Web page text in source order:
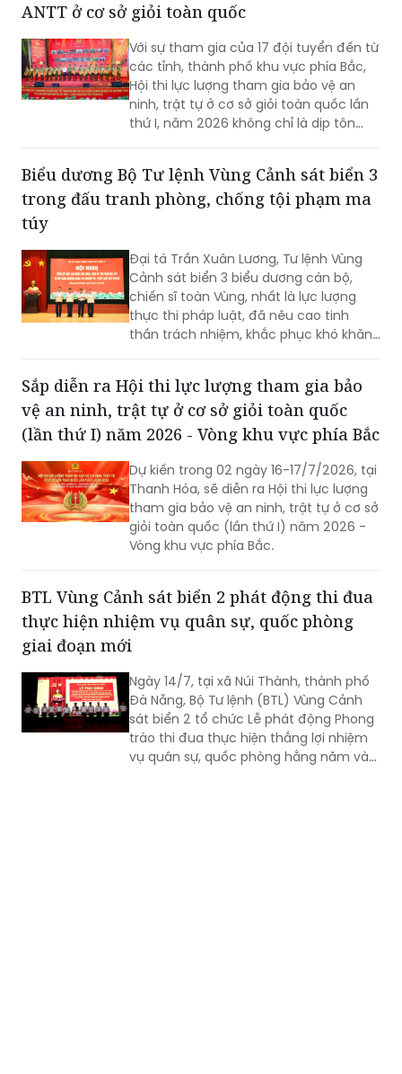
ANTT ở cơ sở giỏi toàn quốc
Với sự tham gia của 17 đội tuyển đến từ
các tỉnh, thành phố khu vực phía Bắc,
Hội thi lực lượng tham gia bảo vệ an
ninh, trật tự ở cơ sở giỏi toàn quốc lần
thứ I, năm 2026 không chỉ là dịp tôn
cho lực lượng giữ gìn bình yên từ cơ sở.
Biểu dương Bộ Tư lệnh Vùng Cảnh sát biển 3
trong đấu tranh phòng, chống tội phạm ma
túy
Đại tá Trần Xuân Lương, Tư lệnh Vùng
Cảnh sát biển 3 biểu dương cán bộ,
chiến sĩ toàn Vùng, nhất là lực lượng
thực thi pháp luật, đã nêu cao tinh
thần trách nhiệm, khắc phục khó khăn,
xuất sắc nhiệm vụ được giao...
Sắp diễn ra Hội thi lực lượng tham gia bảo
vệ an ninh, trật tự ở cơ sở giỏi toàn quốc
(lần thứ I) năm 2026 - Vòng khu vực phía Bắc
Dự kiến trong 02 ngày 16-17/7/2026, tại
Thanh Hóa, sẽ diễn ra Hội thi lực lượng
tham gia bảo vệ an ninh, trật tự ở cơ sở
giỏi toàn quốc (lần thứ I) năm 2026 -
Vòng khu vực phía Bắc.
BTL Vùng Cảnh sát biển 2 phát động thi đua
thực hiện nhiệm vụ quân sự, quốc phòng
giai đoạn mới
Ngày 14/7, tại xã Núi Thành, thành phố
Đà Nẵng, Bộ Tư lệnh (BTL) Vùng Cảnh
sát biển 2 tổ chức Lễ phát động Phong
trào thi đua thực hiện thắng lợi nhiệm
vụ quân sự, quốc phòng hằng năm và